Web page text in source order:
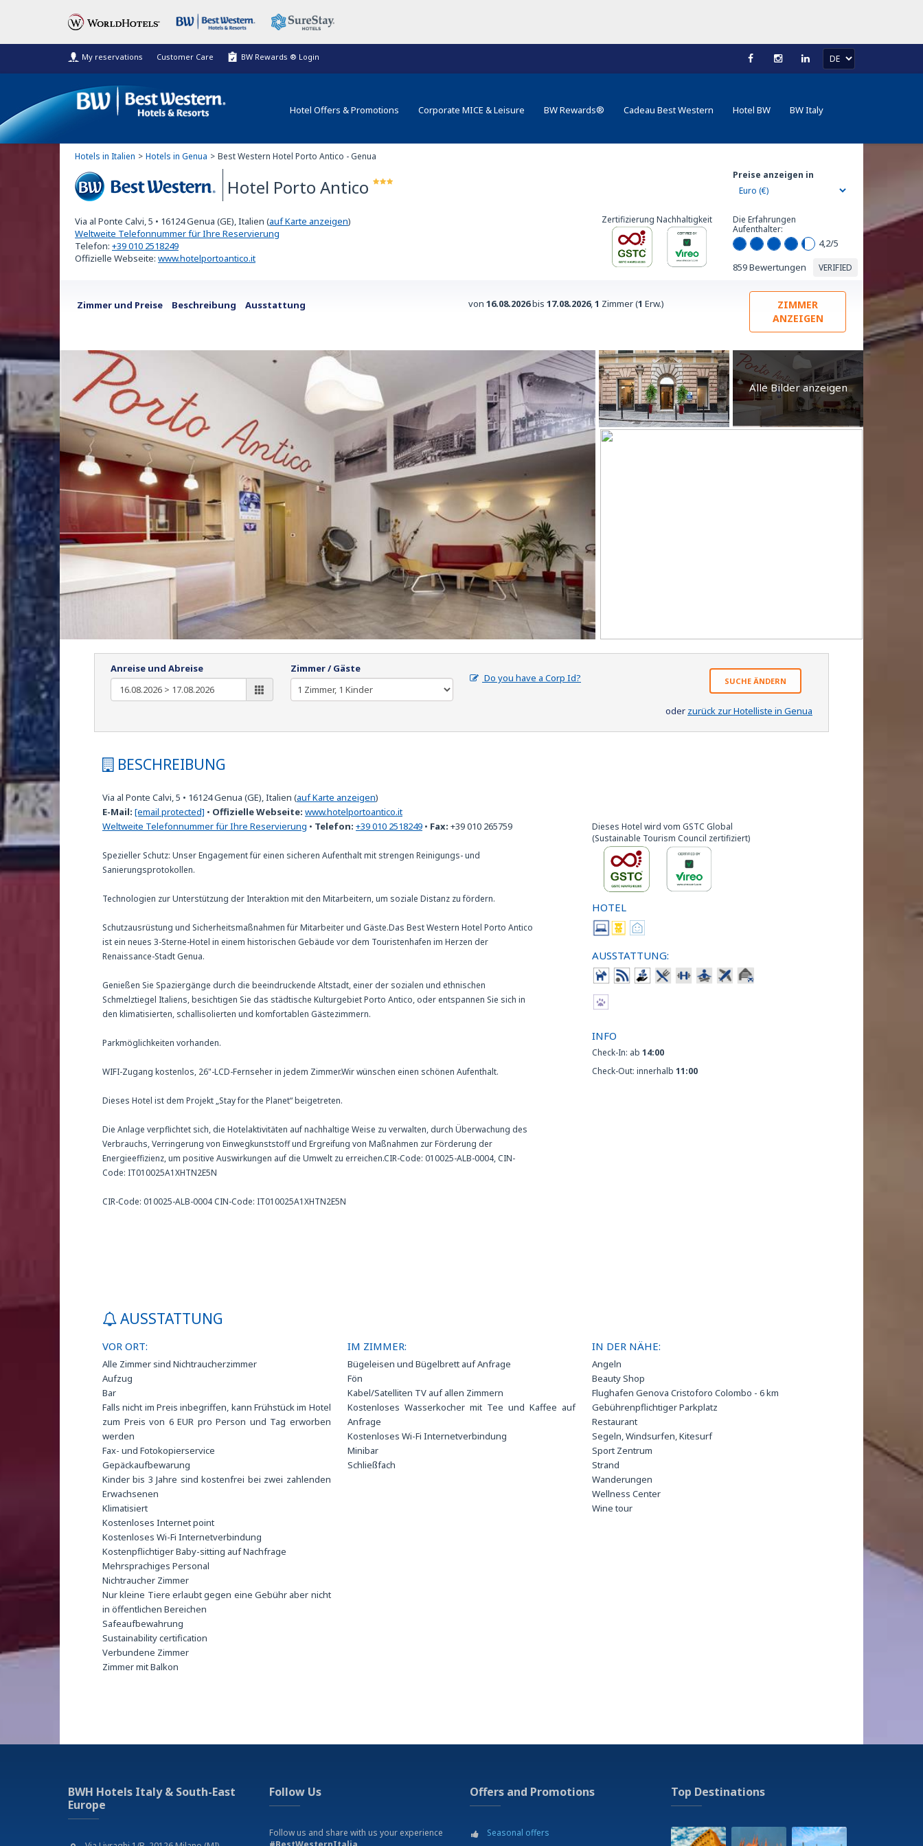
My reservations Customer Care BW Rewards ® Login
Hotel Offers & Promotions Corporate MICE & Leisure BW Rewards® Cadeau Best Western Hotel BW BW Italy
Hotels in Italien Hotels in Genua Best Western Hotel Porto Antico - Genua
Best Western
Hotel Porto Antico
Preise anzeigen in
Via al Ponte Calvi, 5 • 16124Genua (GE), Italien (auf Karte anzeigen)
Weltweite Telefonnummer für Ihre Reservierung
Telefon: +39 010 2518249
Offizielle Webseite: www.hotelportoantico.it
Zertifizierung Nachhaltigkeit
Die Erfahrungen
Aufenthalter:
4,2/5
859 Bewertungen
VERIFIED
Zimmer und Preise Beschreibung Ausstattung von 16.08.2026bis 17.08.2026,1 Zimmer (1 Erw.)
ZIMMER
ANZEIGEN
Alle Bilder anzeigen
Anreise und Abreise Zimmer / Gäste
Do you have a Corp Id? SUCHE ÄNDERN
oder zurück zur Hotelliste in Genua
BESCHREIBUNG
Via al Ponte Calvi, 5 • 16124Genua (GE), Italien (auf Karte anzeigen)
E-Mail: [email protected] • Offizielle Webseite: www.hotelportoantico.it
Weltweite Telefonnummer für Ihre Reservierung • Telefon: +39 010 2518249 • Fax: +39 010 265759
Spezieller Schutz: Unser Engagement für einen sicheren Aufenthalt mit strengen Reinigungs- und
Sanierungsprotokollen.
Technologien zur Unterstützung der Interaktion mit den Mitarbeitern, um soziale Distanz zu fördern.
Schutzausrüstung und Sicherheitsmaßnahmen für Mitarbeiter und Gäste.Das Best Western Hotel Porto Antico
ist ein neues 3-Sterne-Hotel in einem historischen Gebäude vor dem Touristenhafen im Herzen der
Renaissance-Stadt Genua.
Genießen Sie Spaziergänge durch die beeindruckende Altstadt, einer der sozialen und ethnischen
Schmelztiegel Italiens, besichtigen Sie das städtische Kulturgebiet Porto Antico, oder entspannen Sie sich in
den klimatisierten, schallisolierten und komfortablen Gästezimmern.
Parkmöglichkeiten vorhanden.
WIFI-Zugang kostenlos, 26"-LCD-Fernseher in jedem Zimmer.Wir wünschen einen schönen Aufenthalt.
Dieses Hotel ist dem Projekt „Stay for the Planet“ beigetreten.
Die Anlage verpflichtet sich, die Hotelaktivitäten auf nachhaltige Weise zu verwalten, durch Überwachung des
Verbrauchs, Verringerung von Einwegkunststoff und Ergreifung von Maßnahmen zur Förderung der
Energieeffizienz, um positive Auswirkungen auf die Umwelt zu erreichen.CIR-Code: 010025-ALB-0004, CIN-
Code: IT010025A1XHTN2E5N
CIR-Code: 010025-ALB-0004 CIN-Code: IT010025A1XHTN2E5N
Dieses Hotel wird vom GSTC Global
(Sustainable Tourism Council zertifiziert)
HOTEL
AUSSTATTUNG:
INFO
Check-In: ab14:00
Check-Out: innerhalb11:00
AUSSTATTUNG
VOR ORT:
Alle Zimmer sind Nichtraucherzimmer
Aufzug
Bar
Falls nicht im Preis inbegriffen, kann Frühstück im Hotel
zum Preis von 6 EUR pro Person und Tag erworben
werden
Fax- und Fotokopierservice
Gepäckaufbewarung
Kinder bis 3 Jahre sind kostenfrei bei zwei zahlenden
Erwachsenen
Klimatisiert
Kostenloses Internet point
Kostenloses Wi-Fi Internetverbindung
Kostenpflichtiger Baby-sitting auf Nachfrage
Mehrsprachiges Personal
Nichtraucher Zimmer
Nur kleine Tiere erlaubt gegen eine Gebühr aber nicht
in öffentlichen Bereichen
Safeaufbewahrung
Sustainability certification
Verbundene Zimmer
Zimmer mit Balkon
IM ZIMMER:
Bügeleisen und Bügelbrett auf Anfrage
Fön
Kabel/Satelliten TV auf allen Zimmern
Kostenloses Wasserkocher mit Tee und Kaffee auf
Anfrage
Kostenloses Wi-Fi Internetverbindung
Minibar
Schließfach
IN DER NÄHE:
Angeln
Beauty Shop
Flughafen Genova Cristoforo Colombo - 6 km
Gebührenpflichtiger Parkplatz
Restaurant
Segeln, Windsurfen, Kitesurf
Sport Zentrum
Strand
Wanderungen
Wellness Center
Wine tour
BWH Hotels Italy & South-East
Europe
Follow Us
Follow us and share with us your experience
Offers and Promotions
Seasonal offers
Top Destinations